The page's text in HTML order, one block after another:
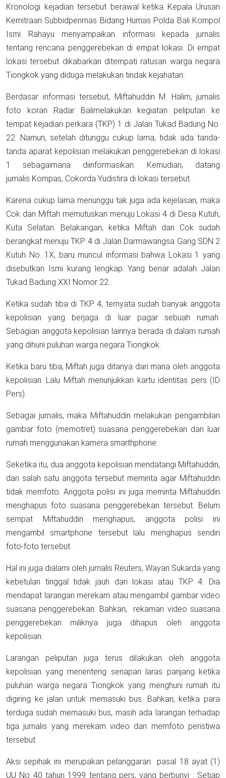
Kronologi kejadian tersebut berawal ketika Kepala Urusan
Kemitraan Subbidpenmas Bidang Humas Polda Bali Kompol
Ismi Rahayu menyampaikan informasi kepada jurnalis
tentang rencana penggerebekan di empat lokasi. Di empat
lokasi tersebut dikabarkan ditempati ratusan warga negara
Tiongkok yang diduga melakukan tindak kejahatan.
Berdasar informasi tersebut, Miftahuddin M. Halim, jurnalis
foto koran Radar Balimelakukan kegiatan peliputan ke
tempat kejadian perkara (TKP) 1 di Jalan Tukad Badung No.
22. Namun, setelah ditunggu cukup lama, tidak ada tanda-
tanda aparat kepolisian melakukan penggerebekan di lokasi
1 sebagaimana diinformasikan. Kemudian, datang
jurnalis Kompas, Cokorda Yudistira di lokasi tersebut.
Karena cukup lama menunggu tak juga ada kejelasan, maka
Cok dan Miftah memutuskan menuju Lokasi 4 di Desa Kutuh,
Kuta Selatan. Belakangan, ketika Miftah dan Cok sudah
berangkat menuju TKP 4 di Jalan Darmawangsa Gang SDN 2
Kutuh No. 1X, baru muncul informasi bahwa Lokasi 1 yang
disebutkan Ismi kurang lengkap. Yang benar adalah Jalan
Tukad Badung XXI Nomor 22.
Ketika sudah tiba di TKP 4, ternyata sudah banyak anggota
kepolisian yang berjaga di luar pagar sebuah rumah.
Sebagian anggota kepolisian lainnya berada di dalam rumah
yang dihuni puluhan warga negara Tiongkok.
Ketika baru tiba, Miftah juga ditanya dari mana oleh anggota
kepolisian. Lalu Miftah menunjukkan kartu identitas pers (ID
Pers).
Sebagai jurnalis, maka Miftahuddin melakukan pengambilan
gambar foto (memotret) suasana penggerebekan dari luar
rumah menggunakan kamera smarthphone.
Seketika itu, dua anggota kepolisian mendatangi Miftahuddin,
dan salah satu anggota tersebut meminta agar Miftahuddin
tidak memfoto. Anggota polisi ini juga meminta Miftahuddin
menghapus foto suasana penggerebekan tersebut. Belum
sempat Miftahuddin menghapus, anggota polisi ini
mengambil smartphone tersebut lalu menghapus sendiri
foto-foto tersebut.
Hal ini juga dialami oleh jurnalis Reuters, Wayan Sukarda yang
kebetulan tinggal tidak jauh dari lokasi atau TKP 4. Dia
mendapat larangan merekam atau mengambil gambar video
suasana penggerebekan. Bahkan, rekaman video suasana
penggerebekan miliknya juga dihapus oleh anggota
kepolisian.
Larangan peliputan juga terus dilakukan oleh anggota
kepolisian yang menenteng senapan laras panjang ketika
puluhan warga negara Tiongkok yang menghuni rumah itu
digiring ke jalan untuk memasuki bus. Bahkan, ketika para
terduga sudah memasuki bus, masih ada larangan terhadap
tiga jurnalis yang merekam video dan memfoto peristiwa
tersebut.
Aksi sepihak ini merupakan pelanggaran pasal 18 ayat (1)
UU No 40 tahun 1999 tentang pers, yang berbunyi : Setiap